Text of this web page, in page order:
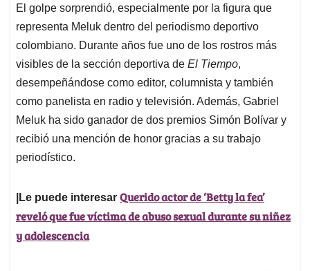
El golpe sorprendió, especialmente por la figura que
representa Meluk dentro del periodismo deportivo
colombiano. Durante años fue uno de los rostros más
visibles de la sección deportiva de El Tiempo,
desempeñándose como editor, columnista y también
como panelista en radio y televisión. Además, Gabriel
Meluk ha sido ganador de dos premios Simón Bolívar y
recibió una mención de honor gracias a su trabajo
periodístico.
|Le puede interesar Querido actor de ‘Betty la fea’
reveló que fue víctima de abuso sexual durante su niñez
y adolescencia